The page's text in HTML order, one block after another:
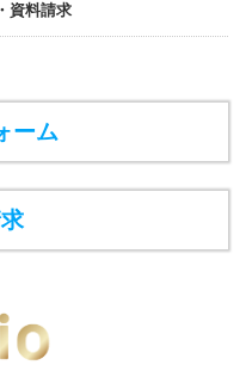
資料請求
ーム